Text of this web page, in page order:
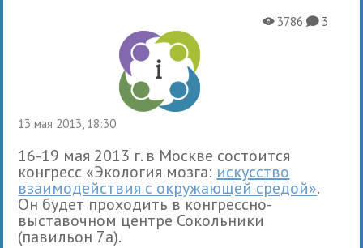
13 мая 2013, 18:30
X3786K3
16-19 мая 2013 г. в Москве состоится
конгресс «Экология мозга: искусство
взаимодействия с окружающей средой».
Он будет проходить в конгрессно-
выставочном центре Сокольники
(павильон 7а).